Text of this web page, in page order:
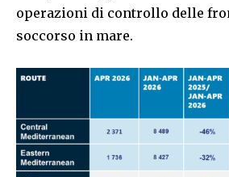
operazioni di controllo delle
soccorso in mare.